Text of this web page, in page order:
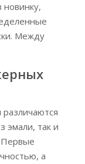
Между
эмали, так и
Первые
а